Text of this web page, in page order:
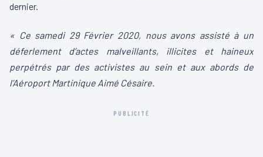
dernier.
« Ce samedi 29 Février 2020, nous avons assisté à un
déferlement d’actes malveillants, illicites et haineux
perpétrés par des activistes au sein et aux abords de
l’Aéroport Martinique Aimé Césaire.
PUBLICITÉ